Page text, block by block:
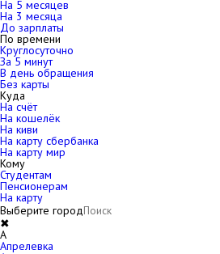
На 5 месяцев
На 3 месяца
До зарплаты
По времени
Круглосуточно
За 5 минут
В день обращения
Без карты
Куда
На счёт
На кошелёк
На киви
На карту сбербанка
На карту мир
Кому
Студентам
Пенсионерам
На карту
Выберите город
✖
A
Апрелевка